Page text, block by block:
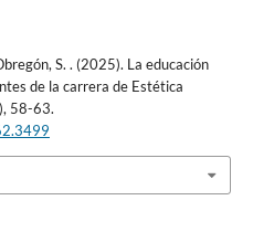
S. . (2025). La educación
de la carrera de Estética
58-63.